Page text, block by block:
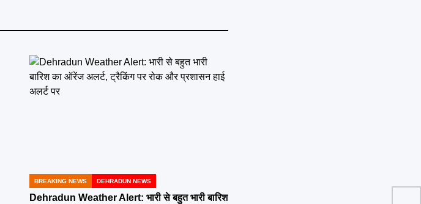
POSTED
IN
BREAKING NEWS DEHRADUN NEWS
Dehradun Weather Alert: भारी से बहुत भारी बारिश